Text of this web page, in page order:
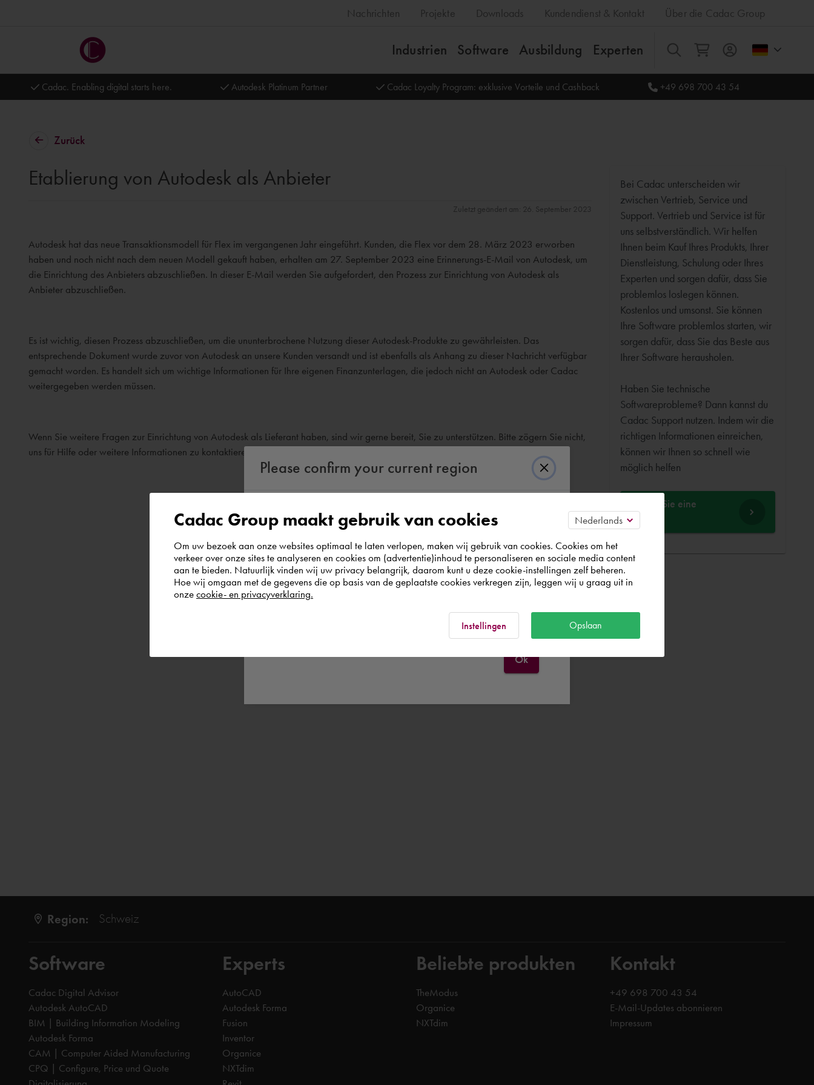
Nachrichten Projekte Downloads Kundendienst & Kontakt Über die Cadac Group
Industrien Software Ausbildung Experten Alles
Cadac. Enabling digital starts here. Autodesk Platinum Partner Cadac Loyalty Program: exklusive Vorteile und Cashback +49 698 700 43 54
Zurück
Etablierung von Autodesk als Anbieter
Zuletzt geändert am: 26. September 2023
Autodesk hat das neue Transaktionsmodell für Flex im vergangenen Jahr eingeführt. Kunden, die Flex vor dem 28. März 2023 erworben
haben und noch nicht nach dem neuen Modell gekauft haben, erhalten am 27. September 2023 eine Erinnerungs-E-Mail von Autodesk, um
die Einrichtung des Anbieters abzuschließen. In dieser E-Mail werden Sie aufgefordert, den Prozess zur Einrichtung von Autodesk als
Anbieter abzuschließen.
Es ist wichtig, diesen Prozess abzuschließen, um die ununterbrochene Nutzung dieser Autodesk-Produkte zu gewährleisten. Das
entsprechende Dokument wurde zuvor von Autodesk an unsere Kunden versandt und ist ebenfalls als Anhang zu dieser Nachricht verfügbar
gemacht worden. Es handelt sich um wichtige Informationen für Ihre eigenen Finanzunterlagen, die jedoch nicht an Autodesk oder Cadac
weitergegeben werden müssen.
Wenn Sie weitere Fragen zur Einrichtung von Autodesk als Lieferant haben, sind wir gerne bereit, Sie zu unterstützen. Bitte zögern Sie nicht,
uns für Hilfe oder weitere Informationen zu kontaktieren.
Bei Cadac unterscheiden wir
zwischen Vertrieb, Service und
Support. Vertrieb und Service ist für
uns selbstverständlich. Wir helfen
Ihnen beim Kauf Ihres Produkts, Ihrer
Dienstleistung, Schulung oder Ihres
Experten und sorgen dafür, dass Sie
problemlos loslegen können.
Kostenlos und umsonst. Sie können
Ihre Software problemlos starten, wir
sorgen dafür, dass Sie das Beste aus
Ihrer Software herausholen.
Haben Sie technische
Softwareprobleme? Dann kannst du
Cadac Support nutzen. Indem wir die
richtigen Informationen einreichen,
können wir Ihnen so schnell wie
möglich helfen
Stellen Sie eine
Frage
Region: Schweiz
Software
Cadac Digital Advisor
Autodesk AutoCAD
BIM | Building Information Modeling
Autodesk Forma
CAM | Computer Aided Manufacturing
CPQ | Configure, Price und Quote
Experts
AutoCAD
Autodesk Forma
Fusion
Inventor
Organice
NXTdim
Beliebte produkten
TheModus
Organice
NXTdim
Kontakt
+49 698 700 43 54
E-Mail-Updates abonnieren
Impressum
Please confirm your current region
According to us you are situated in Rest of the
world. Please confirm in which country you
wish to shop.
Ok
Cadac Group maakt gebruik van cookies
Om uw bezoek aan onze websites optimaal te laten verlopen, maken wij gebruik van cookies. Cookies om het
verkeer over onze sites te analyseren en cookies om (advertentie)inhoud te personaliseren en sociale media content
aan te bieden. Natuurlijk vinden wij uw privacy belangrijk, daarom kunt u deze cookie-instellingen zelf beheren.
Hoe wij omgaan met de gegevens die op basis van de geplaatste cookies verkregen zijn, leggen wij u graag uit in
onze cookie- en privacyverklaring.
Instellingen Opslaan